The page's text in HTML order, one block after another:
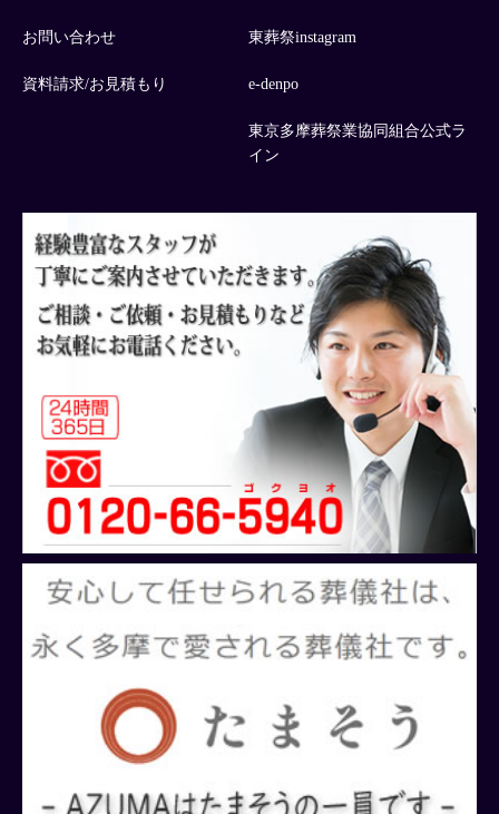
お問い合わせ
資料請求/お見積もり
東葬祭instagram
e-denpo
東京多摩葬祭業協同組合公式ラ
イン